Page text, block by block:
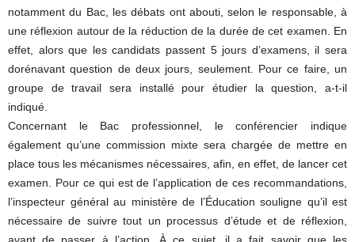
notamment du Bac, les débats ont abouti, selon le responsable, à
une réflexion autour de la réduction de la durée de cet examen. En
effet, alors que les candidats passent 5 jours d’examens, il sera
dorénavant question de deux jours, seulement. Pour ce faire, un
groupe de travail sera installé pour étudier la question, a-t-il
indiqué.
Concernant le Bac professionnel, le conférencier indique
également qu’une commission mixte sera chargée de mettre en
place tous les mécanismes nécessaires, afin, en effet, de lancer cet
examen. Pour ce qui est de l’application de ces recommandations,
l’inspecteur général au ministère de l’Éducation souligne qu’il est
nécessaire de suivre tout un processus d’étude et de réflexion,